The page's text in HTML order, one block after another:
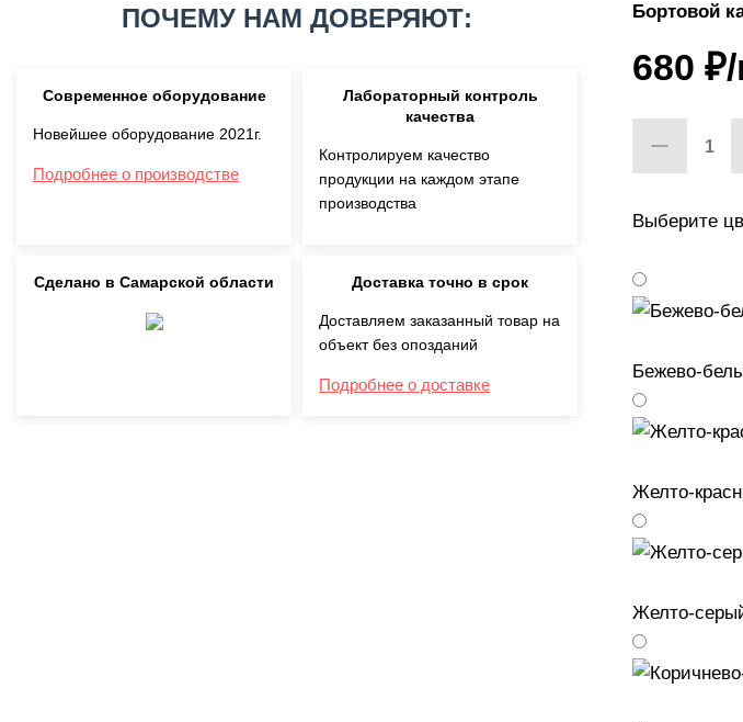
ПОЧЕМУ НАМ ДОВЕРЯЮТ:
Современное оборудование
Новейшее оборудование 2021г.
Подробнее о производстве
Лабораторный контроль
качества
Контролируем качество
продукции на каждом этапе
производства
Сделано в Самарской области Доставка точно в срок
Доставляем заказанный товар на
объект без опозданий
Подробнее о доставке
Бортовой
680 ₽
Выберите
Бежево-
Желто-
Желто-